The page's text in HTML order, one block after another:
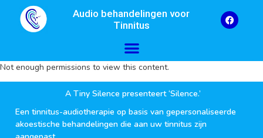
Audio behandelingen voor
Tinnitus
Not enough permissions to view this content.
A Tiny Silence presenteert ‘Silence.’
Een tinnitus-audiotherapie op basis van gepersonaliseerde
akoestische behandelingen die aan uw tinnitus zijn